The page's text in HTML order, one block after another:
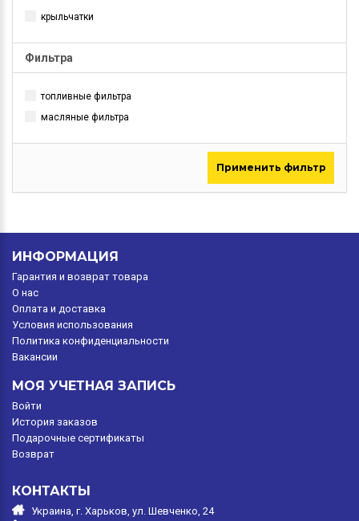
крыльчатки
Фильтра
топливные фильтра
масляные фильтра
Применить фильтр
ИНФОРМАЦИЯ
Гарантия и возврат товара
O нас
Оплата и доставка
Условия использования
Политика конфиденциальности
Вакансии
МОЯ УЧЕТНАЯ ЗАПИСЬ
Войти
История заказов
Подарочные сертификаты
Возврат
КОНТАКТЫ
Украина, г. Харьков, ул. Шевченко, 24